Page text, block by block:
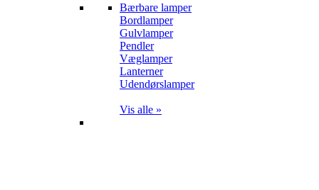
Bærbare lamper
Bordlamper
Gulvlamper
Pendler
Væglamper
Lanterner
Udendørslamper
Vis alle »